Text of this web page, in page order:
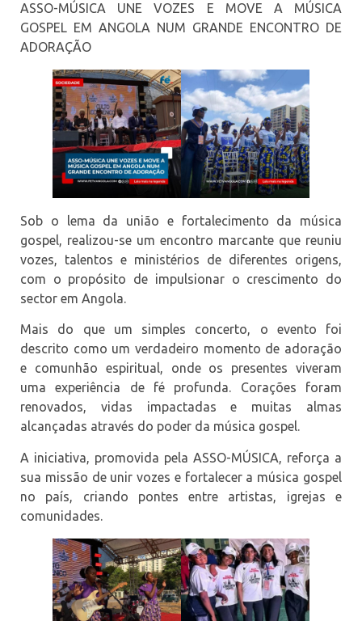
ASSO-MÚSICA UNE VOZES E MOVE A MÚSICA
GOSPEL EM ANGOLA NUM GRANDE ENCONTRO DE
ADORAÇÃO
Sob o lema da união e fortalecimento da música
gospel, realizou-se um encontro marcante que reuniu
vozes, talentos e ministérios de diferentes origens,
com o propósito de impulsionar o crescimento do
sector em Angola.
Mais do que um simples concerto, o evento foi
descrito como um verdadeiro momento de adoração
e comunhão espiritual, onde os presentes viveram
uma experiência de fé profunda. Corações foram
renovados, vidas impactadas e muitas almas
alcançadas através do poder da música gospel.
A iniciativa, promovida pela ASSO-MÚSICA, reforça a
sua missão de unir vozes e fortalecer a música gospel
no país, criando pontes entre artistas, igrejas e
comunidades.